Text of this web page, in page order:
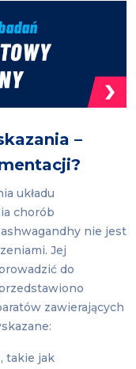
–
układu
chorób
nie jest
Jej
do
zawierających
, takie jak